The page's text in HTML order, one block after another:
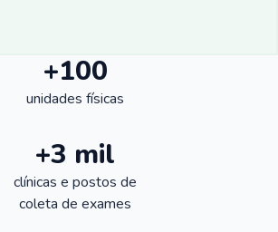
+100
unidades físicas
+3 mil
clínicas e postos de
coleta de exames